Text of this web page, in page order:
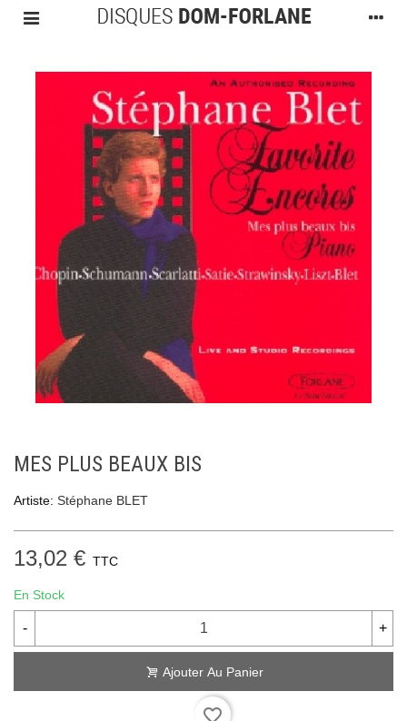
MES PLUS BEAUX BIS
Artiste: Stéphane BLET
13,02 € TTC
En Stock
- +
Ajouter Au Panier
favorite_border